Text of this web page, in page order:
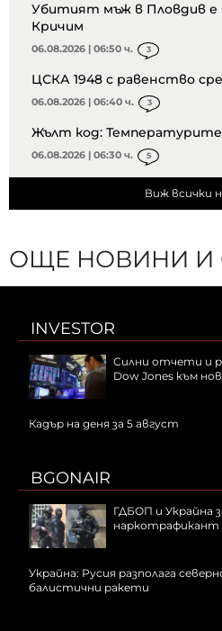
Убитият мъж в Пловдив е
Кричим
06.08.2026 | 06:50 ч. 3
ЦСКА 1948 с равенство
06.08.2026 | 06:40 ч. 3
Жълт код: Температурите
06.08.2026 | 06:30 ч. 5
Виж всички
ОЩЕ НОВИНИ И
INVESTOR
Силни отчети и
Dow Jones към
Кадър на деня за 5 август
BGONAIR
ГДБОП и Украйна
наркотрафикант
Украйна: Русия разполага
балистични ракети